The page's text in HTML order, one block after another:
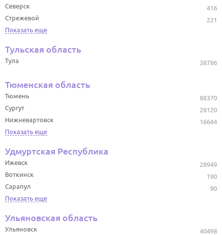
416
Северск
221
Стрежевой
Показать еще
Тульская область
38786
Тула
Тюменская область
88370
Тюмень
28120
Сургут
16644
Нижневартовск
Показать еще
Удмуртская Республика
28949
Ижевск
190
Воткинск
90
Сарапул
Показать еще
Ульяновская область
40498
Ульяновск